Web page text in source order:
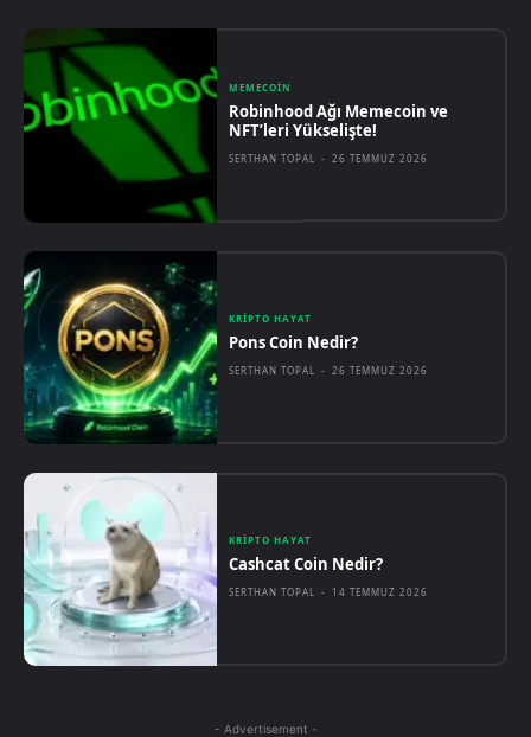
MEMECOIN
Robinhood Ağı Memecoin ve
NFT’leri Yükselişte!
SERTHAN TOPAL - 26 TEMMUZ 2026
KRIPTO HAYAT
Pons Coin Nedir?
SERTHAN TOPAL - 26 TEMMUZ 2026
KRIPTO HAYAT
Cashcat Coin Nedir?
SERTHAN TOPAL - 14 TEMMUZ 2026
- Advertisement -